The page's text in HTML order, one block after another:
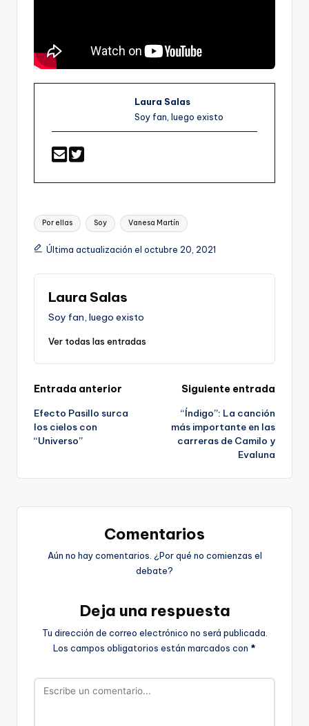
Laura Salas
Soy fan, luego existo
Etiquetas:
Por ellas Soy Vanesa Martín
Última actualización el octubre 20, 2021
Laura Salas
Soy fan, luego existo
Ver todas las entradas
Navegación
de
entradas
Entrada anterior
Efecto Pasillo surca
los cielos con
“Universo”
Siguiente entrada
“Índigo”: La canción
más importante en las
carreras de Camilo y
Evaluna
Comentarios
Aún no hay comentarios. ¿Por qué no comienzas el
debate?
Deja una respuesta
Tu dirección de correo electrónico no será publicada.
Los campos obligatorios están marcados con *